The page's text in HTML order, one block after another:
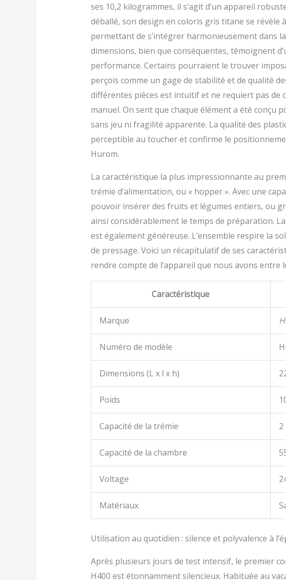
ses 10,2 kilogrammes, il s’agit d’un appareil
déballé, son design en coloris gris titane se révèle
permettant de s’intégrer harmonieusement dans
dimensions, bien que conséquentes, témoignent
performance. Certains pourraient le trouver
perçois comme un gage de stabilité et de qualité
différentes pièces est intuitif et ne requiert pas de
manuel. On sent que chaque élément a été conçu
sans jeu ni fragilité apparente. La qualité des
perceptible au toucher et confirme le
Hurom.
La caractéristique la plus impressionnante au
trémie d’alimentation, ou « hopper ». Avec une
pouvoir insérer des fruits et légumes entiers, ou
ainsi considérablement le temps de préparation.
est également généreuse. L’ensemble respire la
de pressage. Voici un récapitulatif de ses
rendre compte de l’appareil que nous avons entre
Caractéristique
Marque
Numéro de modèle
Dimensions (L x l x h)
Poids
Capacité de la trémie 2
Capacité de la chambre
Voltage
Matériaux
Utilisation au quotidien : silence et polyvalence à
Après plusieurs jours de test intensif, le premier
H400 est étonnamment silencieux. Habituée au